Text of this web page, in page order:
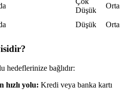
birleştirin
Düşük
Orta
Düşük Orta
hedeflerinize bağlıdır:
hızlı yolu: Kredi veya banka kartı